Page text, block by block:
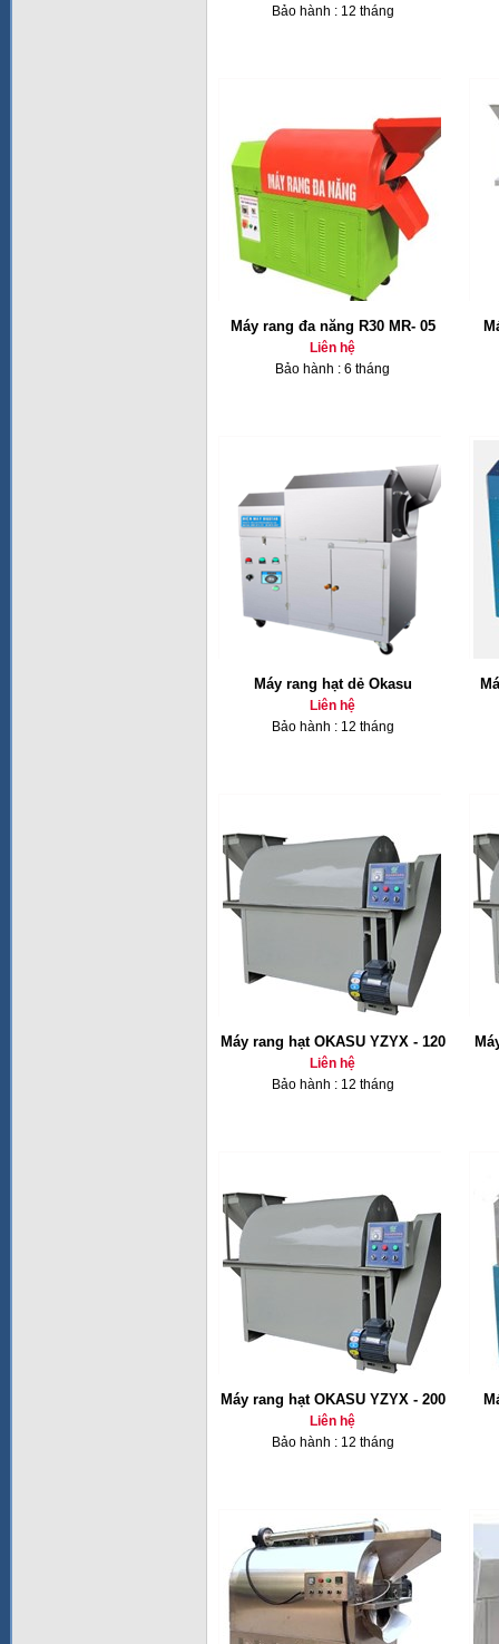
Bảo hành : 12 tháng
Máy rang đa năng R30 MR- 05
Liên hệ
Bảo hành : 6 tháng
Máy rang hạt dẻ Okasu
Liên hệ
Bảo hành : 12 tháng
Máy rang hạt OKASU YZYX - 120
Liên hệ
Bảo hành : 12 tháng
Máy rang hạt OKASU YZYX - 200
Liên hệ
Bảo hành : 12 tháng